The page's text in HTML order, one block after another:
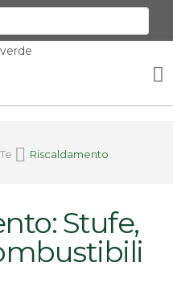
Riscaldamento
Stufe,